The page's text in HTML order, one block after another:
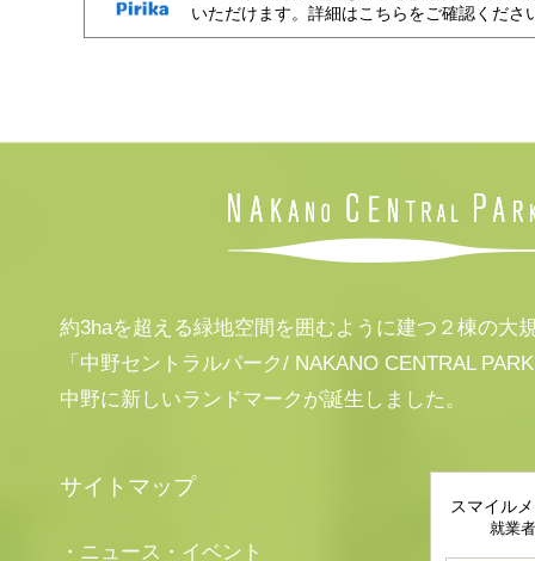
いただけます。詳細はこちらをご確認くださ
約3haを超える緑地空間を囲むように建つ２棟の大
「中野セントラルパーク/ NAKANO CENTRAL
中野に新しいランドマークが誕生しました。
サイトマップ
・ニュース・イベント
スマイル
就業